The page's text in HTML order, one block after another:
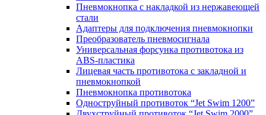
Пневмокнопка с накладкой из нержавеющей
стали
Адаптеры для подключения пневмокнопки
Преобразователь пневмосигнала
Универсальная форсунка противотока из
ABS-пластика
Лицевая часть противотока с закладной и
пневмокнопкой
Пневмокнопка противотока
Одноструйный противоток “Jet Swim 1200”